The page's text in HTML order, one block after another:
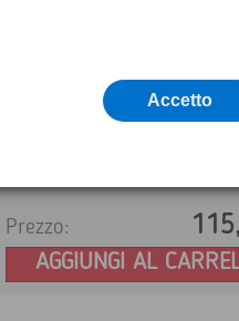
prisma
Prezzo:
AGGIUNGI AL
Accetto